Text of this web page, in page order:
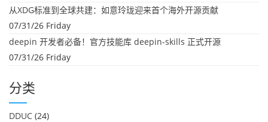
从XDG标准到全球共建：如意玲珑迎来首个海外开源贡献
07/31/26 Friday
deepin 开发者必备！官方技能库 deepin-skills 正式开源
07/31/26 Friday
分类
DDUC (24)